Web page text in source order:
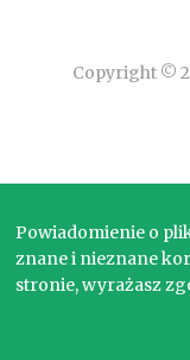
Copyright ©
Powiadomienie o
znane i nieznane
stronie, wyrażasz